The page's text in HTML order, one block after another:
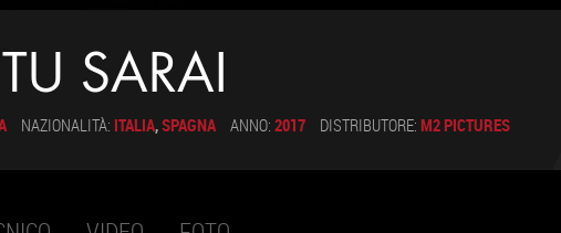
SARAI
NAZIONALITÀ: ITALIA,SPAGNA ANNO: 2017 DISTRIBUTORE: M2 PICTURES